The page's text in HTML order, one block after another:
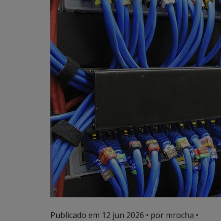
Publicado em 12 jun 2026 • por mrocha •